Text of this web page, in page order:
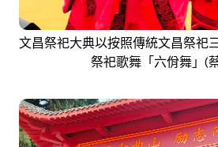
文昌祭祀大典以按照傳統文昌祭祀
祭祀歌舞「六佾舞」(